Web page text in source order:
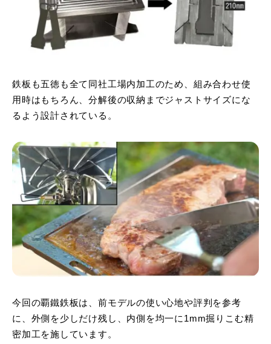
鉄板も五徳も全て同社工場内加工のため、組み合わせ使
用時はもちろん、分解後の収納までジャストサイズにな
るよう設計されている。
今回の覇鐵鉄板は、前モデルの使い心地や評判を参考
に、外側を少しだけ残し、内側を均一に1mm掘りこむ精
密加工を施しています。